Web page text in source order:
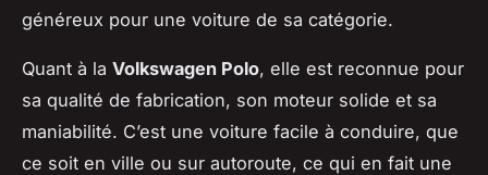
généreux pour une voiture de sa catégorie.
Quant à la Volkswagen Polo, elle est reconnue pour
sa qualité de fabrication, son moteur solide et sa
maniabilité. C’est une voiture facile à conduire, que
ce soit en ville ou sur autoroute, ce qui en fait une